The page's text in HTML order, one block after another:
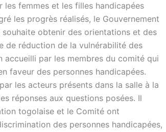
femmes et les filles handicapées
les progrès réalisés, le Gouvernement
obtenir des orientations et des
de réduction de la vulnérabilité des
par les membres du comité qui
faveur des personnes handicapées.
les acteurs présents dans la salle à la
réponses aux questions posées. Il
togolaise et le Comité ont
des personnes handicapées,